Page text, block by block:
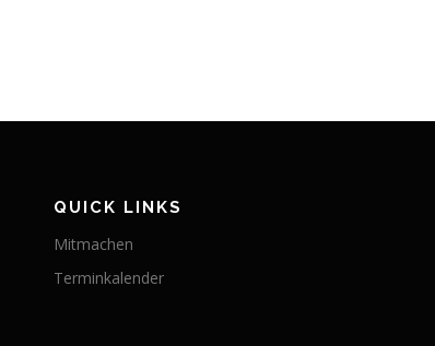
QUICK LINKS
Mitmachen
Terminkalender